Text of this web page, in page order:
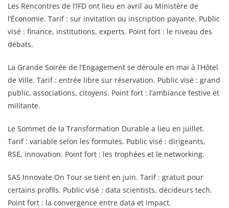
Les Rencontres de l’IFD ont lieu en avril au Ministère de
l’Économie. Tarif : sur invitation ou inscription payante. Public
visé : finance, institutions, experts. Point fort : le niveau des
débats.
La Grande Soirée de l’Engagement se déroule en mai à l’Hôtel
de Ville. Tarif : entrée libre sur réservation. Public visé : grand
public, associations, citoyens. Point fort : l’ambiance festive et
militante.
Le Sommet de la Transformation Durable a lieu en juillet.
Tarif : variable selon les formules. Public visé : dirigeants,
RSE, innovation. Point fort : les trophées et le networking.
SAS Innovate On Tour se tient en juin. Tarif : gratuit pour
certains profils. Public visé : data scientists, décideurs tech.
Point fort : la convergence entre data et impact.